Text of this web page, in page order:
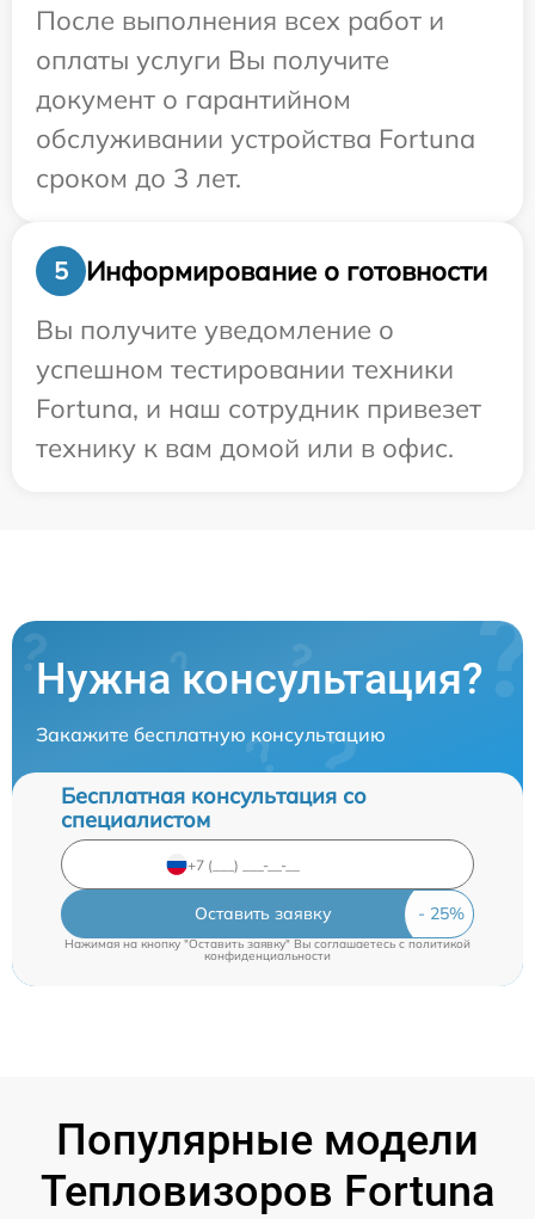
После выполнения всех работ и
оплаты услуги Вы получите
документ о гарантийном
обслуживании устройства Fortuna
сроком до 3 лет.
5
Информирование о готовности
Вы получите уведомление о
успешном тестировании техники
Fortuna, и наш сотрудник привезет
технику к вам домой или в офис.
Нужна консультация?
Закажите бесплатную консультацию
Бесплатная консультация со
специалистом
Оставить заявку
Нажимая на кнопку "Оставить заявку" Вы соглашаетесь c политикой
конфиденциальности
Популярные модели
Тепловизоров Fortuna